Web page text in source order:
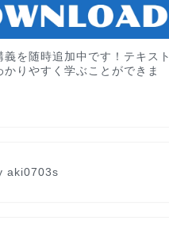
義を随時追加中です！テキスト
かりやすく学ぶことができま
aki0703s